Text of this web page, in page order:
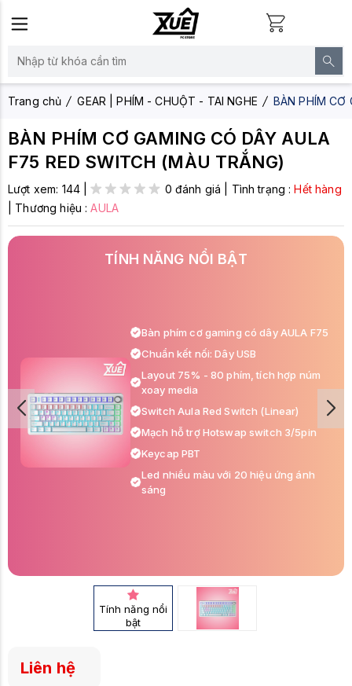
Trang chủ GEAR | PHÍM - CHUỘT - TAI NGHE BÀN PHÍM CƠ
BÀN PHÍM CƠ GAMING CÓ DÂY AULA
F75 RED SWITCH (MÀU TRẮNG)
Lượt xem: 144| 0 đánh giá Tình trạng :Hết hàng
Thương hiệu :AULA
TÍNH NĂNG NỔI BẬT
Bàn phím cơ gaming có dây AULA F75
Chuẩn kết nối: Dây USB
Layout 75% - 80 phím, tích hợp núm
xoay media
Switch Aula Red Switch (Linear)
Mạch hỗ trợ Hotswap switch 3/5pin
Keycap PBT
Led nhiều màu với 20 hiệu ứng ánh
sáng
Tính năng nổi
bật
Liên hệ